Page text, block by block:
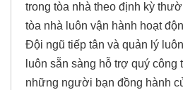
trong tòa nhà theo định kỳ
tòa nhà luôn vận hành hoạt
Đội ngũ tiếp tân và quản lý
luôn sẵn sàng hỗ trợ quý công
những người bạn đồng hành